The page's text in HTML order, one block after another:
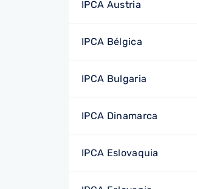
IPCA Austria
IPCA Bélgica
IPCA Bulgaria
IPCA Dinamarca
IPCA Eslovaquia